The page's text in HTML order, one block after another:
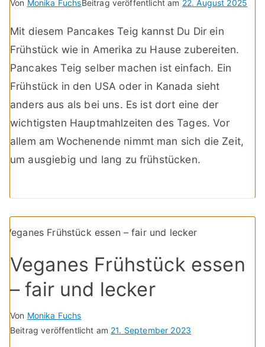
Von Monika FuchsBeitrag veröffentlicht am 22. August 2025
Mit diesem Pancakes Teig kannst Du Dir ein
Frühstück wie in Amerika zu Hause zubereiten.
Pancakes Teig selber machen ist einfach. Ein
Frühstück in den USA oder in Kanada sieht
anders aus als bei uns. Es ist dort eine der
wichtigsten Hauptmahlzeiten des Tages. Vor
allem am Wochenende nimmt man sich die Zeit,
um ausgiebig und lang zu frühstücken.
Veganes Frühstück essen
– fair und lecker
Von Monika Fuchs
Beitrag veröffentlicht am 21. September 2023